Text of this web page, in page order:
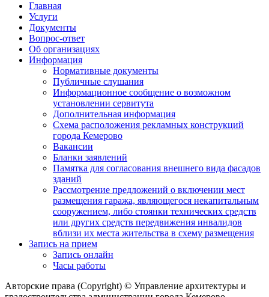
Главная
Услуги
Документы
Вопрос-ответ
Об организациях
Информация
Нормативные документы
Публичные слушания
Информационное сообщение о возможном
установлении сервитута
Дополнительная информация
Схема расположения рекламных конструкций
города Кемерово
Вакансии
Бланки заявлений
Памятка для согласования внешнего вида фасадов
зданий
Рассмотрение предложений о включении мест
размещения гаража, являющегося некапитальным
сооружением, либо стоянки технических средств
или других средств передвижения инвалидов
вблизи их места жительства в схему размещения
Запись на прием
Запись онлайн
Часы работы
Авторские права (Copyright) © Управление архитектуры и